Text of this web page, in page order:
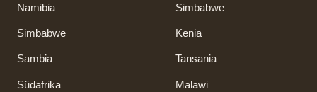
Namibia
Simbabwe
Sambia
Südafrika
Simbabwe
Kenia
Tansania
Malawi